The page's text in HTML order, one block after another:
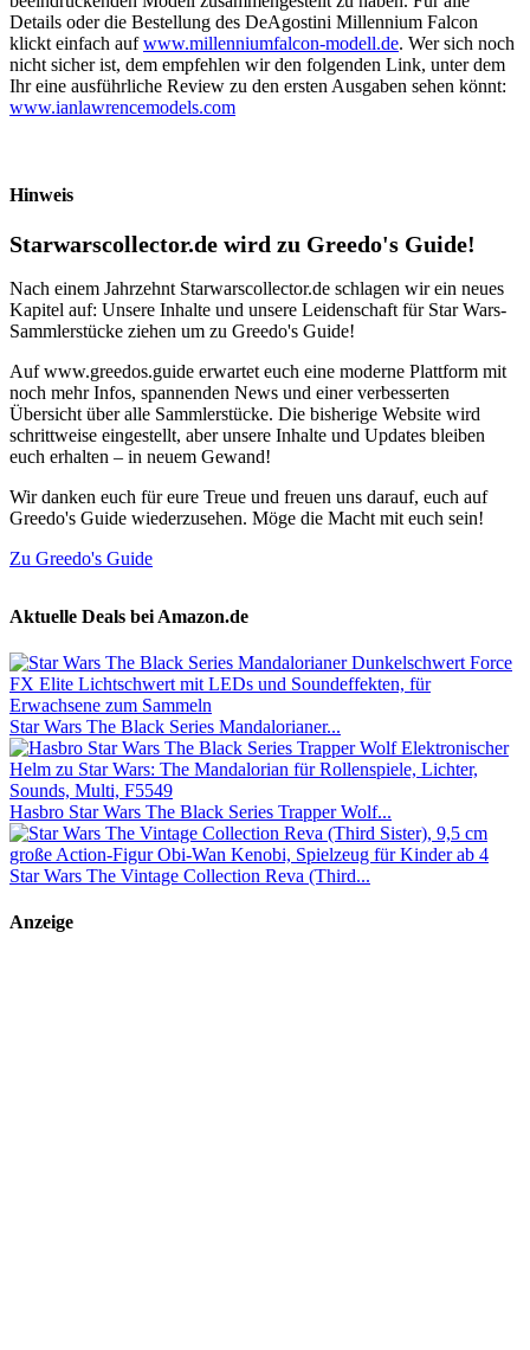
Details oder die Bestellung des DeAgostini Millennium Falcon
klickt einfach aufwww.millenniumfalcon-modell.de. Wer sich noch
nicht sicher ist, dem empfehlen wir den folgenden Link, unter dem
Ihr eine ausführliche Review zu den ersten Ausgaben sehen könnt:
www.ianlawrencemodels.com
Hinweis
Starwarscollector.de wird zu Greedo's Guide!
Nach einem Jahrzehnt Starwarscollector.de schlagen wir ein neues
Kapitel auf: Unsere Inhalte und unsere Leidenschaft für Star Wars-
Sammlerstücke ziehen um zu Greedo's Guide!
Auf www.greedos.guide erwartet euch eine moderne Plattform mit
noch mehr Infos, spannenden News und einer verbesserten
Übersicht über alle Sammlerstücke. Die bisherige Website wird
schrittweise eingestellt, aber unsere Inhalte und Updates bleiben
euch erhalten – in neuem Gewand!
Wir danken euch für eure Treue und freuen uns darauf, euch auf
Greedo's Guide wiederzusehen. Möge die Macht mit euch sein!
Zu Greedo's Guide
Aktuelle Deals bei Amazon.de
Star Wars The Black Series Mandalorianer...
Hasbro Star Wars The Black Series Trapper Wolf...
Star Wars The Vintage Collection Reva (Third...
Anzeige